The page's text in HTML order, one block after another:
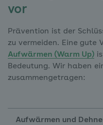
vor
Prävention ist der
zu vermeiden. Eine gute
Aufwärmen (Warm Up)
Bedeutung. Wir haben
zusammengetragen:
Aufwärmen und